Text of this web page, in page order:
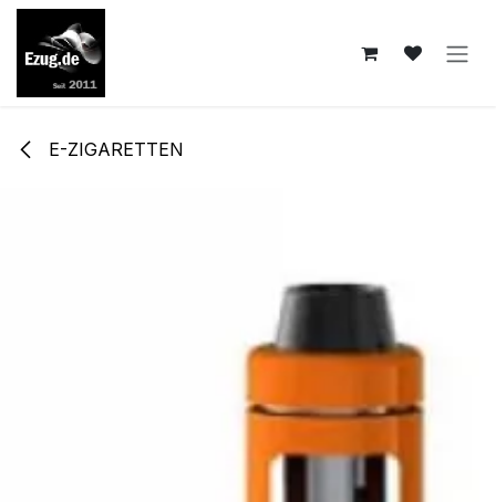
Zum Inhalt springen
E-ZIGARETTEN